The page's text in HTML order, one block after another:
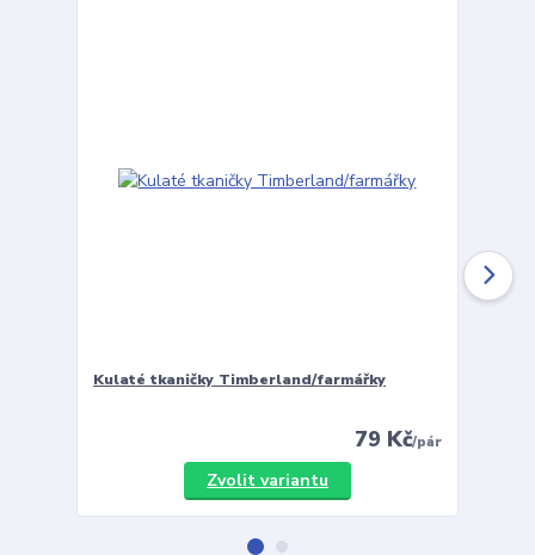
Kulaté tkaničky Timberland/farmářky
79 Kč/pár
Zvolit variantu